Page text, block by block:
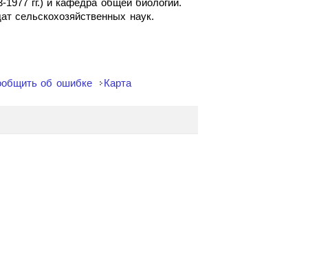
гг.) и кафедра общей биологии.
сельскохозяйственных наук.
об ошибке Карта